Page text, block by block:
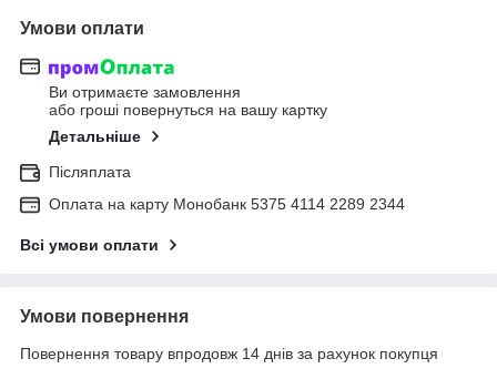
Умови оплати
Ви отримаєте замовлення
або гроші повернуться на вашу картку
Детальніше
Післяплата
Оплата на карту Монобанк 5375 4114 2289 2344
Всі умови оплати
Умови повернення
Повернення товару впродовж 14 днів за рахунок покупця